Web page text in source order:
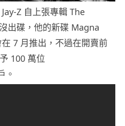
Z 自上張專輯 The
出碟，他的新碟 Magna
7 月推出，不過在開賣前
100 萬位
。